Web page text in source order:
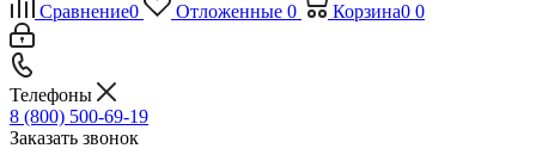
Сравнение0 Отложенные 0 Корзина0 0
Телефоны
8 (800) 500-69-19
Заказать звонок